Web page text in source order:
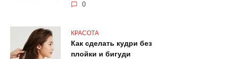
0
КРАСОТА
Как сделать кудри без
плойки и бигуди